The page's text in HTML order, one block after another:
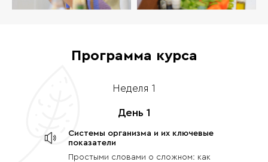
Программа курса
Неделя 1
День 1
Системы организма и их ключевые
показатели
Простыми словами о сложном: как